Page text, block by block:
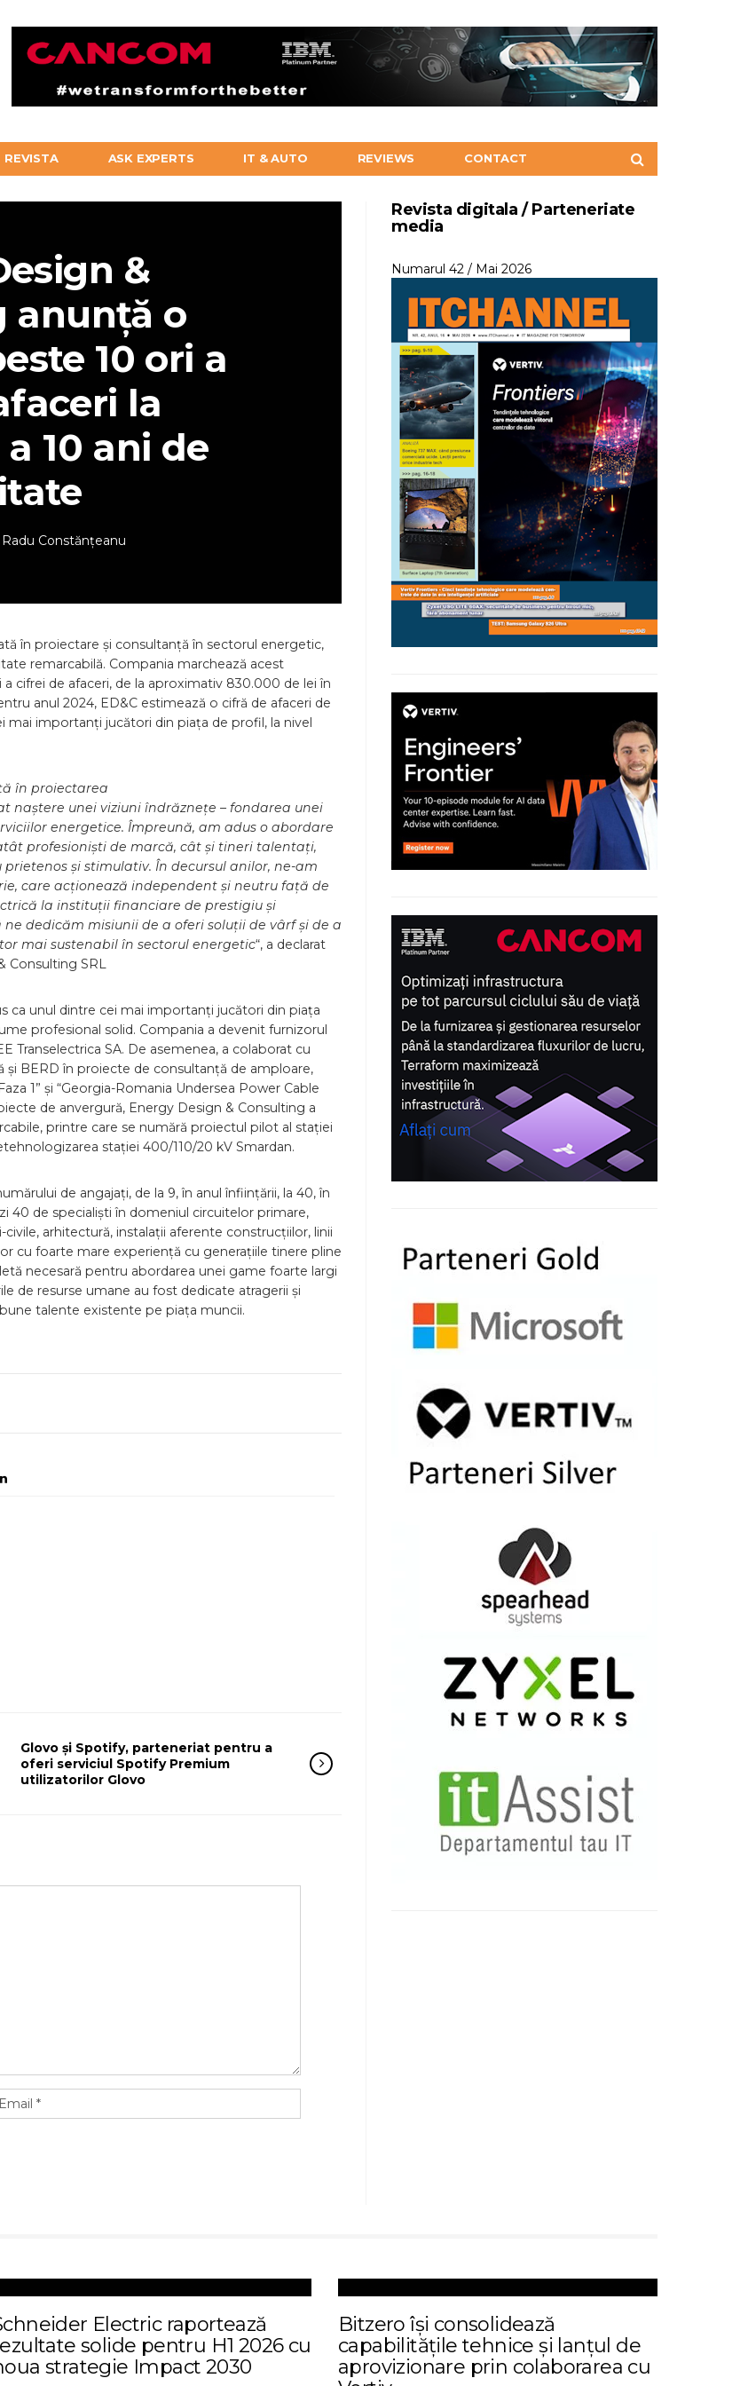
REVISTA ASK EXPERTS IT & AUTO REVIEWS CONTACT
&
anunță o
10 ori a
la
10 ani de
Radu Constănțeanu
în proiectare și consultanță în sectorul energetic,
remarcabilă. Compania marchează acest
cifrei de afaceri, de la aproximativ 830.000 de lei în
anul 2024, ED&C estimează o cifră de afaceri de
mai importanți jucători din piața de profil, la nivel
în proiectarea
naștere unei viziuni îndrăznețe – fondarea unei
energetice. Împreună, am adus o abordare
profesioniști de marcă, cât și tineri talentați,
și stimulativ. În decursul anilor, ne-am
care acționează independent și neutru față de
la instituții financiare de prestigiu și
dedicăm misiunii de a oferi soluții de vârf și de a
mai sustenabil în sectorul energetic“, a declarat
Consulting SRL
ca unul dintre cei mai importanți jucători din piața
profesional solid. Compania a devenit furnizorul
Transelectrica SA. De asemenea, a colaborat cu
BERD în proiecte de consultanță de amploare,
1” și “Georgia-Romania Undersea Power Cable
de anvergură, Energy Design & Consulting a
printre care se numără proiectul pilot al stației
stației 400/110/20 kV Smardan.
de angajați, de la 9, în anul înființării, la 40, în
40 de specialiști în domeniul circuitelor primare,
arhitectură, instalații aferente construcțiilor, linii
cu foarte mare experiență cu generațiile tinere pline
necesară pentru abordarea unei game foarte largi
de resurse umane au fost dedicate atragerii și
talente existente pe piața muncii.
Glovo și Spotify, parteneriat pentru a
oferi serviciul Spotify Premium
utilizatorilor Glovo
Revista digitala / Parteneriate
media
Numarul 42 / Mai 2026
Electric raportează
solide pentru H1 2026 cu
strategie Impact 2030
Bitzero își consolidează
capabilitățile tehnice și lanțul de
aprovizionare prin colaborarea cu